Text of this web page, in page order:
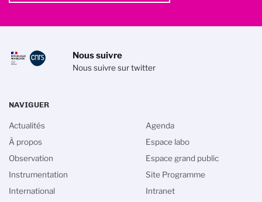
Nous suivre
Nous suivre sur twitter
NAVIGUER
Actualités
À propos
Observation
Instrumentation
International
Agenda
Espace labo
Espace grand public
Site Programme
Intranet